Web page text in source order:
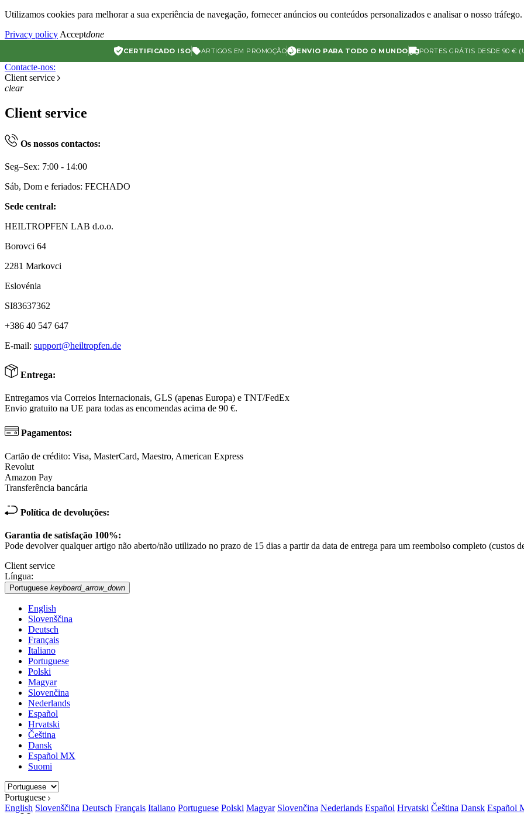
Utilizamos cookies para melhorar a sua experiência de navegação, fornecer anúncios ou conteúdos personalizados e analisar o nosso
Privacy policy Acceptdone
CERTIFICADO ISO ARTIGOS EM PROMOÇÃO ENVIO PARA TODO O MUNDO PORTES GRÁTIS DESDE 90 €
Contacte-nos:
Client service
clear
Client service
Os nossos contactos:
Seg–Sex: 7:00 - 14:00
Sáb, Dom e feriados: FECHADO
Sede central:
HEILTROPFEN LAB d.o.o.
Borovci 64
2281 Markovci
Eslovénia
SI83637362
+386 40 547 647
E-mail: support@heiltropfen.de
Entrega:
Entregamos via Correios Internacionais, GLS (apenas Europa) e TNT/FedEx
Envio gratuito na UE para todas as encomendas acima de 90 €.
Pagamentos:
Cartão de crédito: Visa, MasterCard, Maestro, American Express
Revolut
Amazon Pay
Transferência bancária
Política de devoluções:
Garantia de satisfação 100%:
Pode devolver qualquer artigo não aberto/não utilizado no prazo de 15 dias a partir da data de entrega para um reembolso completo (custos
Client service
Língua:
Portuguese keyboard_arrow_down
English
Slovenščina
Deutsch
Français
Italiano
Portuguese
Polski
Magyar
Slovenčina
Nederlands
Español
Hrvatski
Čeština
Dansk
Español MX
Suomi
Portuguese
English Slovenščina Deutsch Français Italiano Portuguese Polski Magyar Slovenčina Nederlands Español Hrvatski Čeština Dansk Español